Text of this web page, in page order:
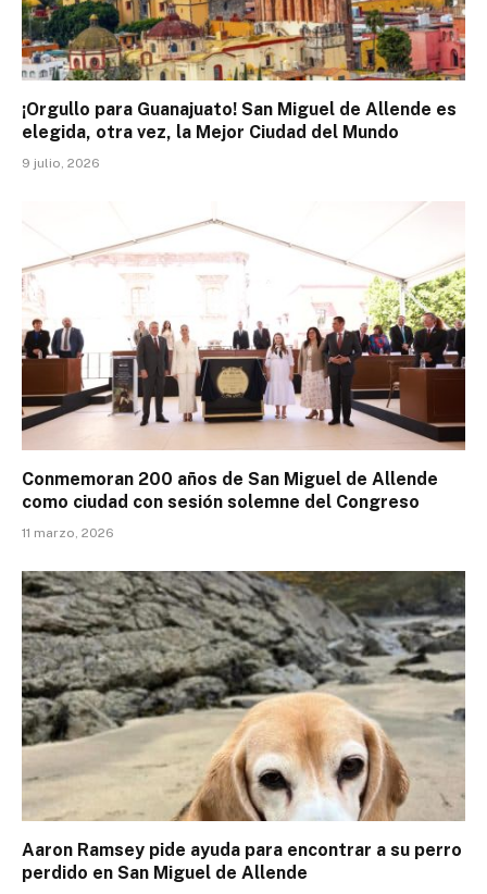
¡Orgullo para Guanajuato! San Miguel de Allende es
elegida, otra vez, la Mejor Ciudad del Mundo
9 julio, 2026
Conmemoran 200 años de San Miguel de Allende
como ciudad con sesión solemne del Congreso
11 marzo, 2026
Aaron Ramsey pide ayuda para encontrar a su perro
perdido en San Miguel de Allende